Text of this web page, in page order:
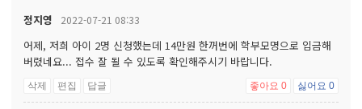
정지영 2022-07-21 08:33
어제, 저희 아이 2명 신청했는데 14만원 한꺼번에 학부모명으로 입금해
버렸네요... 접수 잘 될 수 있도록 확인해주시기 바랍니다.
삭제 편집 답글 좋아요 0 싫어요 0